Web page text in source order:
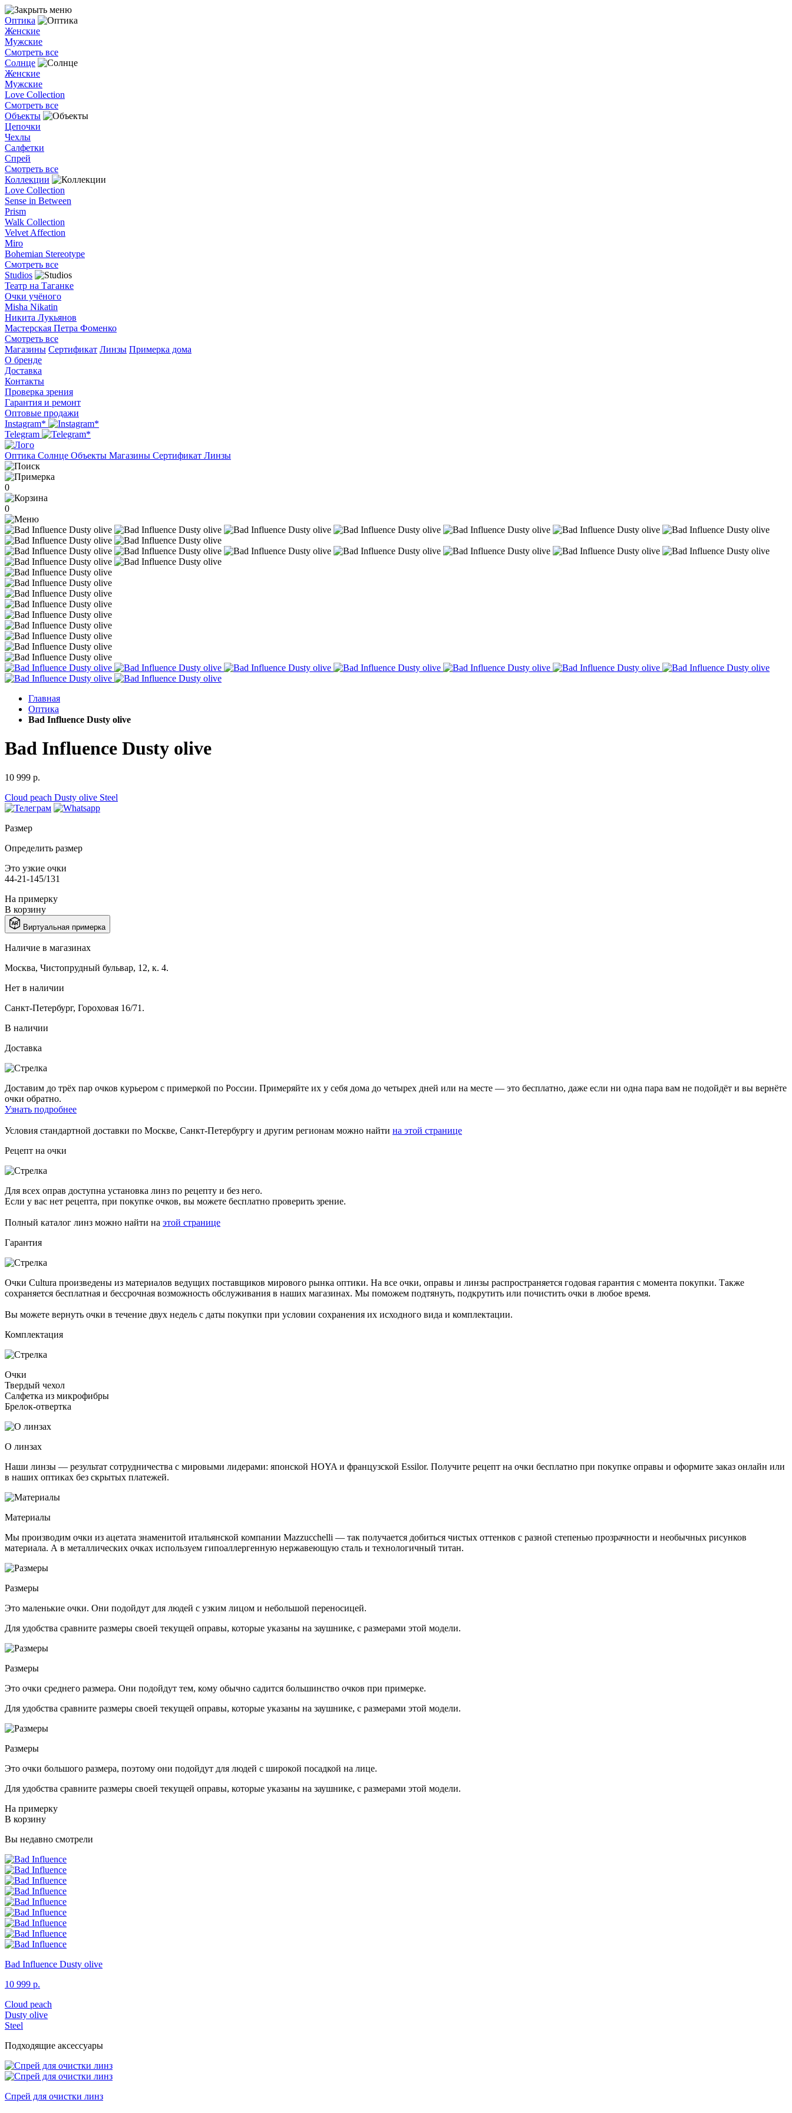
Оптика
Женские
Мужские
Смотреть все
Солнце
Женские
Мужские
Love Collection
Смотреть все
Объекты
Цепочки
Чехлы
Салфетки
Спрей
Смотреть все
Коллекции
Love Collection
Sense in Between
Prism
Walk Collection
Velvet Affection
Miro
Bohemian Stereotype
Смотреть все
Studios
Театр на Таганке
Очки учёного
Misha Nikatin
Никита Лукьянов
Мастерская Петра Фоменко
Смотреть все
Магазины Сертификат Линзы Примерка дома
О бренде
Доставка
Контакты
Проверка зрения
Гарантия и ремонт
Оптовые продажи
Instagram*
Telegram
Оптика Солнце Объекты Магазины Сертификат Линзы
0
0
Главная
Оптика
Bad Influence Dusty olive
Bad Influence Dusty olive
10 999 р.
Cloud peach Dusty olive Steel
Размер
Определить размер
Это узкие очки
44-21-145/131
На примерку
В корзину
Виртуальная примерка
Наличие в магазинах
Москва, Чистопрудный бульвар, 12, к. 4.
Нет в наличии
Санкт-Петербург, Гороховая 16/71.
В наличии
Доставка
Доставим до трёх пар очков курьером с примеркой по России. Примеряйте их у себя дома до четырех дней или на месте — это бесплатно, даже если ни одна пара вам не подойдёт и вы вернёте
очки обратно.
Узнать подробнее
Условия стандартной доставки по Москве, Санкт-Петербургу и другим регионам можно найти на этой странице
Рецепт на очки
Для всех оправ доступна установка линз по рецепту и без него.
Если у вас нет рецепта, при покупке очков, вы можете бесплатно проверить зрение.
Полный каталог линз можно найти на этой странице
Гарантия
Очки Cultura произведены из материалов ведущих поставщиков мирового рынка оптики. На все очки, оправы и линзы распространяется годовая гарантия с момента покупки. Также
сохраняется бесплатная и бессрочная возможность обслуживания в наших магазинах. Мы поможем подтянуть, подкрутить или почистить очки в любое время.
Вы можете вернуть очки в течение двух недель с даты покупки при условии сохранения их исходного вида и комплектации.
Комплектация
Очки
Твердый чехол
Салфетка из микрофибры
Брелок-отвертка
О линзах
Наши линзы — результат сотрудничества с мировыми лидерами: японской HOYA и французской Essilor. Получите рецепт на очки бесплатно при покупке оправы и оформите заказ онлайн или
в наших оптиках без скрытых платежей.
Материалы
Мы производим очки из ацетата знаменитой итальянской компании Mazzucchelli — так получается добиться чистых оттенков с разной степенью прозрачности и необычных рисунков
материала. А в металлических очках используем гипоаллергенную нержавеющую сталь и технологичный титан.
Размеры
Это маленькие очки. Они подойдут для людей с узким лицом и небольшой переносицей.
Для удобства сравните размеры своей текущей оправы, которые указаны на заушнике, с размерами этой модели.
Размеры
Это очки среднего размера. Они подойдут тем, кому обычно садится большинство очков при примерке.
Для удобства сравните размеры своей текущей оправы, которые указаны на заушнике, с размерами этой модели.
Размеры
Это очки большого размера, поэтому они подойдут для людей с широкой посадкой на лице.
Для удобства сравните размеры своей текущей оправы, которые указаны на заушнике, с размерами этой модели.
На примерку
В корзину
Вы недавно смотрели
Bad Influence Dusty olive
10 999 р.
Cloud peach
Dusty olive
Steel
Подходящие аксессуары
Спрей для очистки линз